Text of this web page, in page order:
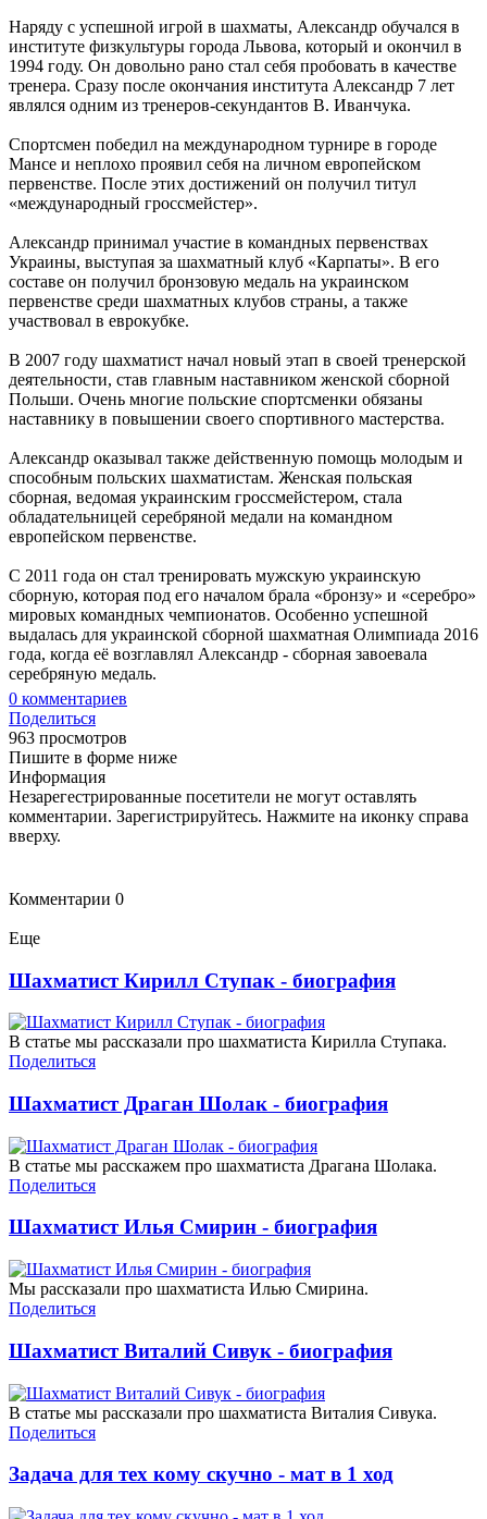
Наряду с успешной игрой в шахматы, Александр обучался в
институте физкультуры города Львова, который и окончил в
1994 году. Он довольно рано стал себя пробовать в качестве
тренера. Сразу после окончания института Александр 7 лет
являлся одним из тренеров-секундантов В. Иванчука.
Спортсмен победил на международном турнире в городе
Мансе и неплохо проявил себя на личном европейском
первенстве. После этих достижений он получил титул
«международный гроссмейстер».
Александр принимал участие в командных первенствах
Украины, выступая за шахматный клуб «Карпаты». В его
составе он получил бронзовую медаль на украинском
первенстве среди шахматных клубов страны, а также
участвовал в еврокубке.
В 2007 году шахматист начал новый этап в своей тренерской
деятельности, став главным наставником женской сборной
Польши. Очень многие польские спортсменки обязаны
наставнику в повышении своего спортивного мастерства.
Александр оказывал также действенную помощь молодым и
способным польских шахматистам. Женская польская
сборная, ведомая украинским гроссмейстером, стала
обладательницей серебряной медали на командном
европейском первенстве.
С 2011 года он стал тренировать мужскую украинскую
сборную, которая под его началом брала «бронзу» и «серебро»
мировых командных чемпионатов. Особенно успешной
выдалась для украинской сборной шахматная Олимпиада 2016
года, когда её возглавлял Александр - сборная завоевала
серебряную медаль.
0 комментариев
Поделиться
963 просмотров
Пишите в форме ниже
Информация
Незарегестрированные посетители не могут оставлять
комментарии. Зарегистрируйтесь. Нажмите на иконку справа
вверху.
Комментарии 0
Еще
Шахматист Кирилл Ступак - биография
В статье мы рассказали про шахматиста Кирилла Ступака.
Поделиться
Шахматист Драган Шолак - биография
В статье мы расскажем про шахматиста Драгана Шолака.
Поделиться
Шахматист Илья Смирин - биография
Мы рассказали про шахматиста Илью Смирина.
Поделиться
Шахматист Виталий Сивук - биография
В статье мы рассказали про шахматиста Виталия Сивука.
Поделиться
Задача для тех кому скучно - мат в 1 ход